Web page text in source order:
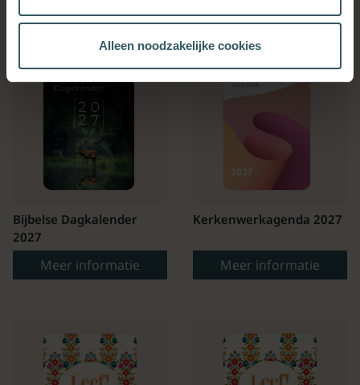
Alleen noodzakelijke cookies
Bijbelse Dagkalender
2027
Meer informatie
Kerkenwerkagenda 2027
Meer informatie